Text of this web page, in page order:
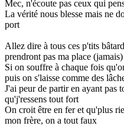
Mec, n'écoute pas ceux qui
La vérité nous blesse mais ne
port
Allez dire à tous ces p'tits
prendront pas ma place (jamais)
Si on souffre à chaque fois
puis on s'laisse comme des
J'ai peur de partir en ayant pas
qu'j'ressens tout fort
On croit être en fer et qu'plus
mon frère, on a tout faux